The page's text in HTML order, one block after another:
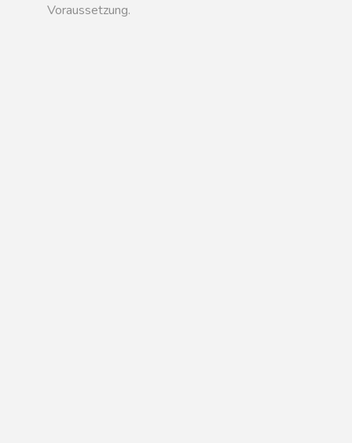
Voraussetzung.